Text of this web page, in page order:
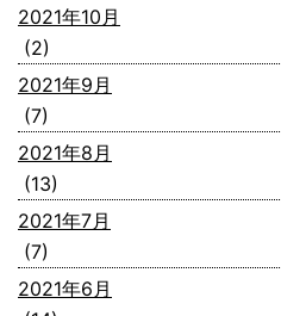
2021年10月
(2)
2021年9月
(7)
2021年8月
(13)
2021年7月
(7)
2021年6月